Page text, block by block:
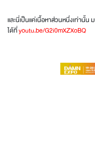
และนี่เป็นแค่เนื้อหาส่วนหนึ่งเท่านั้
ได้ที่youtu.be/G2i0mXZXoBQ